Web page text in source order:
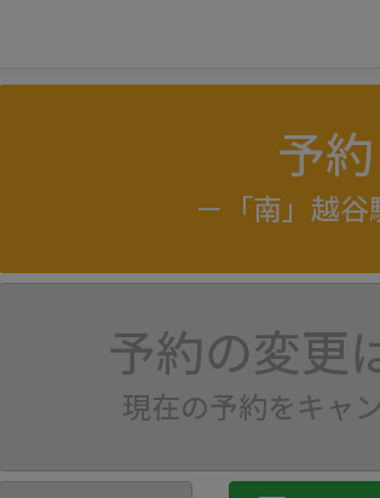
予約
－「南」越谷
予約の変更
現在の予約をキャ